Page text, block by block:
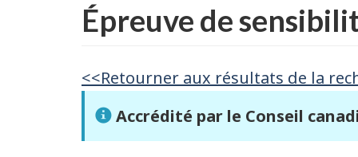
Épreuve de
<<Retourner aux résultats de la
Accrédité par le Conseil